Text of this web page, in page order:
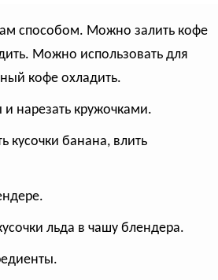
способом. Можно залить кофе
Можно использовать для
кофе охладить.
нарезать кружочками.
кусочки банана, влить
льда в чашу блендера.